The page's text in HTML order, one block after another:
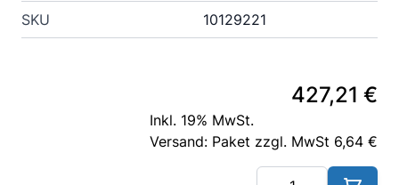
SKU 10129221
427,21 €
Inkl. 19% MwSt.
Versand: Paket zzgl. MwSt 6,64 €